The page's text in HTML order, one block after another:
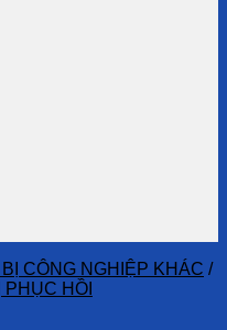
CÔNG NGHIỆP KHÁC /
HỒI